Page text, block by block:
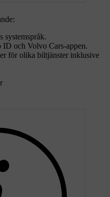
systemspråk.
och Volvo Cars-appen.
för olika biltjänster inklusive